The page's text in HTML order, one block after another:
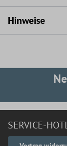
Hinweise
SERVICE-